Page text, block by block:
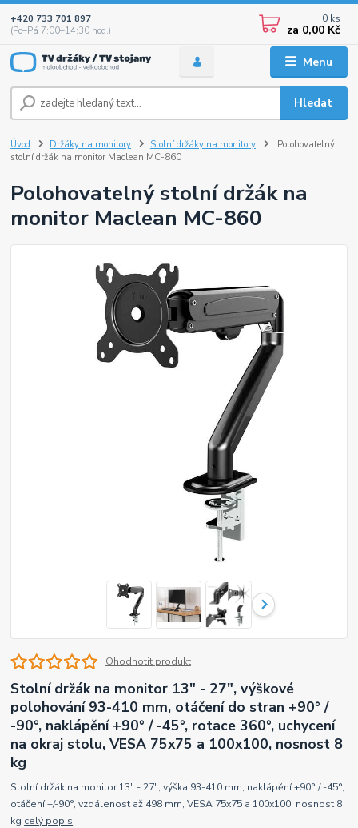
Menu
Hledat
+420 733 701 897
(Po–Pá 7:00–14:30 hod.)
0 ks
za 0,00 Kč
Úvod Držáky na monitory Stolní držáky na monitory
Polohovatelný
stolní držák na monitor Maclean MC-860
Polohovatelný stolní držák na
monitor Maclean MC-860
Ohodnotit produkt
Stolní držák na monitor 13" - 27", výškové
polohování 93-410 mm, otáčení do stran +90° /
-90°, naklápění +90° / -45°, rotace 360°, uchycení
na okraj stolu, VESA 75x75 a 100x100, nosnost 8
kg
Stolní držák na monitor 13" - 27", výška 93-410 mm, naklápění +90° / -45°,
otáčení +/-90°, vzdálenost až 498 mm, VESA 75x75 a 100x100, nosnost 8
kg celý popis